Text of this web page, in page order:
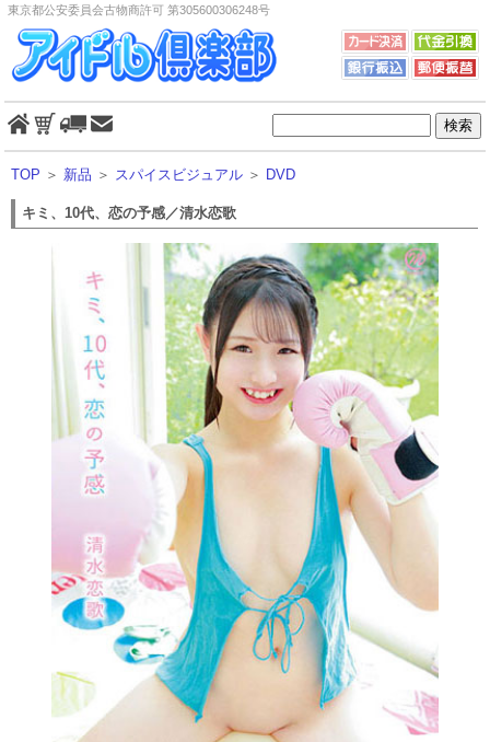
東京都公安委員会古物商許可 第305600306248号
TOP ＞ 新品 ＞ スパイスビジュアル ＞ DVD
キミ、10代、恋の予感／清水恋歌